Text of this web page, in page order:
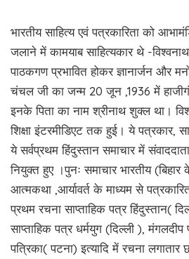
भारतीय साहित्य एवं पत्रकारिता को
जलाने में कामयाब साहित्यकार थे -
पाठकगण प्रभावित होकर ज्ञानार्जन और
चंचल जी का जन्म 20 जून ,1936 में
इनके पिता का नाम श्रीनाथ शुक्ल था।
शिक्षा इंटरमीडिएट तक हुई। ये पत्रकार,
ये सर्वप्रथम हिंदुस्तान समाचार में
नियुक्त हुए ।पुनः समाचार भारतीय
आत्मकथा ,आर्यावर्त के माध्यम से
प्रथम रचना साप्ताहिक पत्र हिंदुस्तान(
साप्ताहिक पत्र धर्मयुग (दिल्ली ),
पत्रिका( पटना) इत्यादि में रचना लगातार